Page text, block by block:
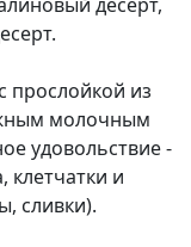
прослойкой из
молочным
удовольствие -
клетчатки и
сливки).